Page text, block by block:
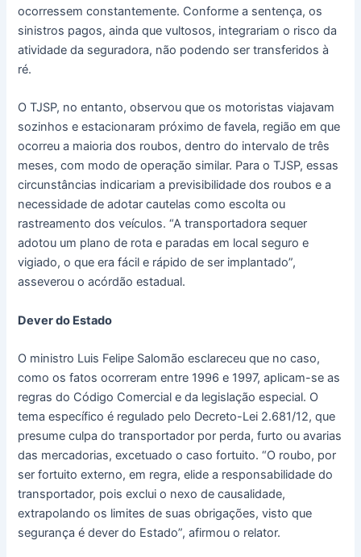
ocorressem constantemente. Conforme a sentença, os
sinistros pagos, ainda que vultosos, integrariam o risco da
atividade da seguradora, não podendo ser transferidos à
ré.
O TJSP, no entanto, observou que os motoristas viajavam
sozinhos e estacionaram próximo de favela, região em que
ocorreu a maioria dos roubos, dentro do intervalo de três
meses, com modo de operação similar. Para o TJSP, essas
circunstâncias indicariam a previsibilidade dos roubos e a
necessidade de adotar cautelas como escolta ou
rastreamento dos veículos. “A transportadora sequer
adotou um plano de rota e paradas em local seguro e
vigiado, o que era fácil e rápido de ser implantado”,
asseverou o acórdão estadual.
Dever do Estado
O ministro Luis Felipe Salomão esclareceu que no caso,
como os fatos ocorreram entre 1996 e 1997, aplicam-se as
regras do Código Comercial e da legislação especial. O
tema específico é regulado pelo Decreto-Lei 2.681/12, que
presume culpa do transportador por perda, furto ou avarias
das mercadorias, excetuado o caso fortuito. “O roubo, por
ser fortuito externo, em regra, elide a responsabilidade do
transportador, pois exclui o nexo de causalidade,
extrapolando os limites de suas obrigações, visto que
segurança é dever do Estado”, afirmou o relator.